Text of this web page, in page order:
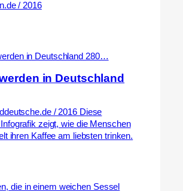
/ 2016
in Deutschland
/ 2016 Diese
zeigt, wie die Menschen
ihren Kaffee am liebsten trinken.